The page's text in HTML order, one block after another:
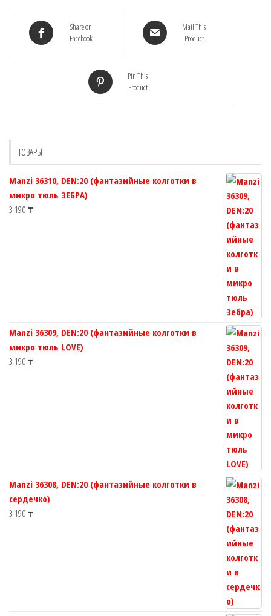
Share on
Facebook
Mail This
Product
Pin This
Product
ТОВАРЫ
Manzi 36310, DEN:20 (фантазийные колготки в
микро тюль ЗЕБРА)
3 190 ₸
Manzi 36309, DEN:20 (фантазийные колготки в
микро тюль LOVE)
3 190 ₸
Manzi 36308, DEN:20 (фантазийные колготки в
сердечко)
3 190 ₸